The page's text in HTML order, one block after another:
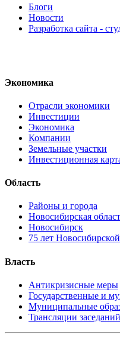
Блоги
Новости
Разработка сайта -
Экономика
Отрасли экономики
Инвестиции
Экономика
Компании
Земельные участки
Инвестиционная
Область
Районы и города
Новосибирская
Новосибирск
75 лет
Власть
Антикризисные меры
Государственные и
Муниципальные
Трансляции